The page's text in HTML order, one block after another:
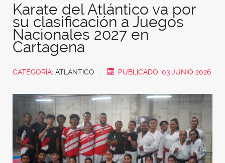
Karate del Atlántico va por
su clasificación a Juegos
Nacionales 2027 en
Cartagena
CATEGORÍA: ATLÁNTICO PUBLICADO: 03 JUNIO 2026